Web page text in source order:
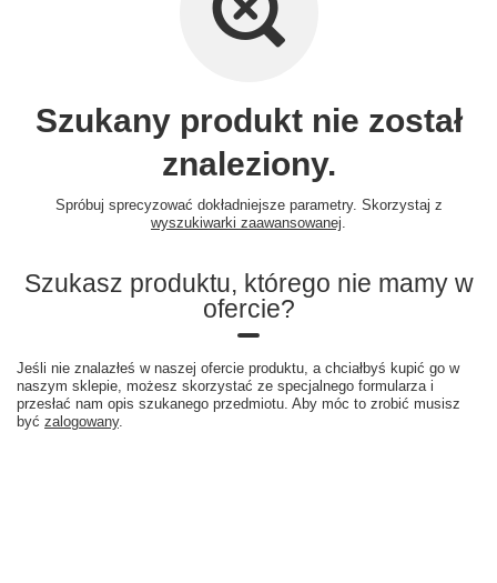
Szukany produkt nie został
znaleziony.
Spróbuj sprecyzować dokładniejsze parametry. Skorzystaj z
wyszukiwarki zaawansowanej
Szukasz produktu, którego nie mamy w
ofercie?
Jeśli nie znalazłeś w naszej ofercie produktu, a chciałbyś kupić go w
naszym sklepie, możesz skorzystać ze specjalnego formularza i
przesłać nam opis szukanego przedmiotu. Aby móc to zrobić musisz
być zalogowany.